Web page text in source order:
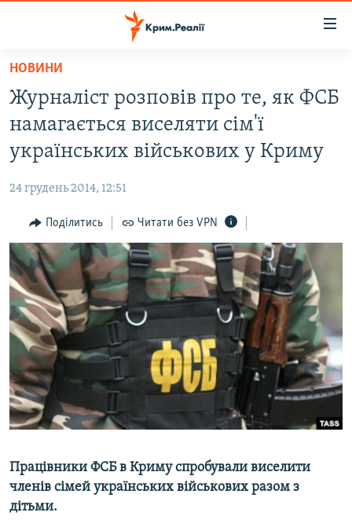
Перейти
основного
матеріалу
Перейти
до
основної
навігації
Перейти
до
пошуку
ВОДА.КРИМ
ВІДЕО ТА ФОТО
БЛОГИ
ПОГЛЯД
ІНТЕРВ'Ю
ВСЕ ЗА ДЕНЬ
СПЕЦПРОЕКТИ
ДЕПОРТАЦІЯ
ВІДЕОУРОКИ «ELIFBE»
СВІДЧЕННЯ ОКУПАЦІЇ
УКРАЇНСЬКА ПРОБЛЕМА КРИМУ
ЯК ОБІЙТИ БЛОКУВАННЯ
Русский
Qırımtatar
НОВИНИ
Журналіст розповів про те, як ФСБ
намагається виселяти сім'ї
українських військових у Криму
24 грудень 2014, 12:51
Поділитись Читати без VPN
Працівники ФСБ в Криму спробували виселити
членів сімей українських військових разом з
дітьми.